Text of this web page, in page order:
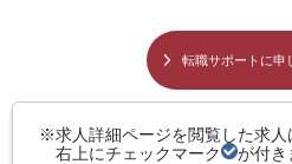
転職サポートに申
求人詳細ページを閲覧した求
右上にチェックマーク
が付き